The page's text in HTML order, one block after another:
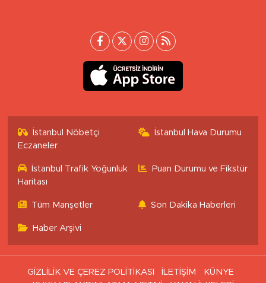
İstanbul Nöbetçi
Eczaneler
İstanbul Hava Durumu
İstanbul Trafik Yoğunluk
Haritası
Puan Durumu ve Fikstür
Tüm Manşetler Son Dakika Haberleri
Haber Arşivi
GİZLİLİK VE ÇEREZ POLİTİKASI İLETİŞİM
KÜNYE